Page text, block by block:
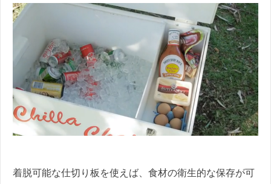
着脱可能な仕切り板を使えば、食材の衛生的な保存が可